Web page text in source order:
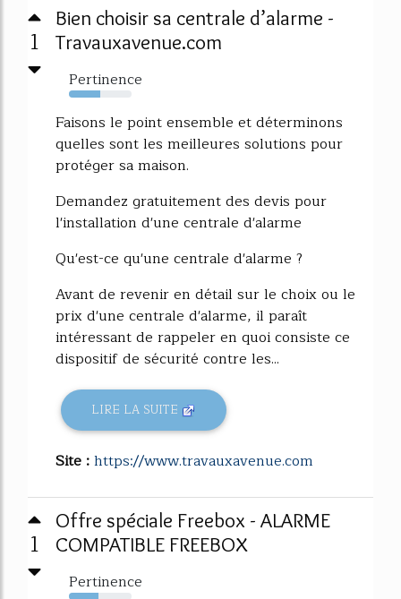
1
Bien choisir sa centrale d’alarme -
Travauxavenue.com
Pertinence
50%
Faisons le point ensemble et déterminons
quelles sont les meilleures solutions pour
protéger sa maison.
Demandez gratuitement des devis pour
l'installation d'une centrale d'alarme
Qu'est-ce qu'une centrale d'alarme ?
Avant de revenir en détail sur le choix ou le
prix d'une centrale d'alarme, il paraît
intéressant de rappeler en quoi consiste ce
dispositif de sécurité contre les...
LIRE LA SUITE
Site :https://www.travauxavenue.com
1
Offre spéciale Freebox - ALARME
COMPATIBLE FREEBOX
Pertinence